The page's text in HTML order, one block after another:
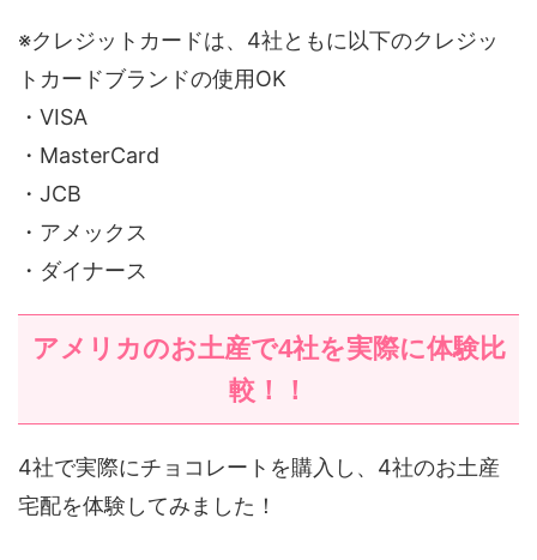
※クレジットカードは、4社ともに以下のクレジッ
トカードブランドの使用OK
・VISA
・MasterCard
・JCB
・アメックス
・ダイナース
アメリカのお土産で4社を実際に体験比
較！！
4社で実際にチョコレートを購入し、4社のお土産
宅配を体験してみました！